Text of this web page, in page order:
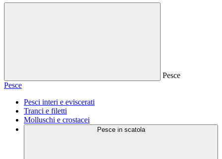
Pesce
Pesce
Pesci interi e eviscerati
Tranci e filetti
Molluschi e crostacei
Pesce in scatola